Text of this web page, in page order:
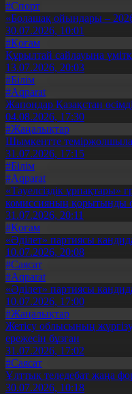
#Спорт
«Болашақ ойындары –
30.07.2026, 10:01
#Қоғам
Құрылтай сайлауына
13.07.2026, 20:03
#Білім
#Aqparat
Жапондар Қазақстан
04.08.2026, 17:30
#Жаңалықтар
Шымкентте
31.07.2026, 17:15
#Білім
#Aqparat
«Тәуелсіздік ұрпақтары»
комиссияның қорытынды
31.07.2026, 20:11
#Қоғам
«Әділет» партиясы
10.07.2026, 20:08
#Саясат
#Aqparat
«Әділет» партиясы
10.07.2026, 17:00
#Жаңалықтар
Жетісу облысының
ережесін бұзған
31.07.2026, 17:02
#Саясат
Ұлттық теледебат жаңа
30.07.2026, 10:18